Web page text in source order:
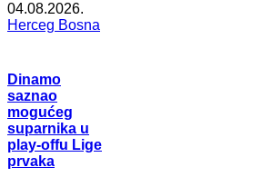
04.08.2026.
Herceg Bosna
Dinamo
saznao
mogućeg
suparnika u
play-offu Lige
prvaka